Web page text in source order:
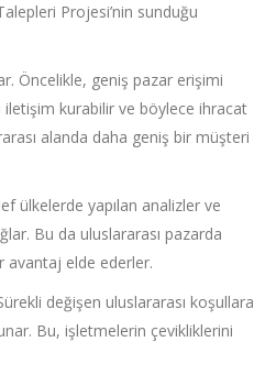
Projesi’nin sunduğu
Öncelikle, geniş pazar erişimi
iletişim kurabilir ve böylece ihracat
alanda daha geniş bir müşteri
ülkelerde yapılan analizler ve
Bu da uluslararası pazarda
avantaj elde ederler.
değişen uluslararası koşullara
Bu, işletmelerin çevikliklerini